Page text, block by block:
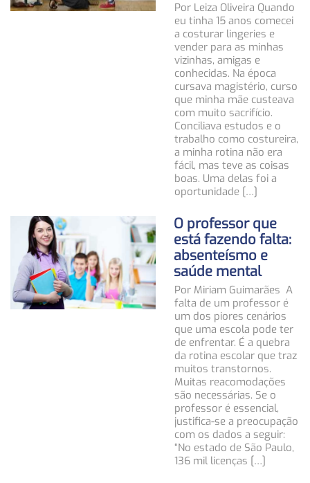
Por Leiza Oliveira Quando
eu tinha 15 anos comecei
a costurar lingeries e
vender para as minhas
vizinhas, amigas e
conhecidas. Na época
cursava magistério, curso
que minha mãe custeava
com muito sacrifício.
Conciliava estudos e o
trabalho como costureira,
a minha rotina não era
fácil, mas teve as coisas
boas. Uma delas foi a
oportunidade […]
O professor que
está fazendo falta:
absenteísmo e
saúde mental
Por Miriam Guimarães A
falta de um professor é
um dos piores cenários
que uma escola pode ter
de enfrentar. É a quebra
da rotina escolar que traz
muitos transtornos.
Muitas reacomodações
são necessárias. Se o
professor é essencial,
justifica-se a preocupação
com os dados a seguir:
“No estado de São Paulo,
136 mil licenças […]